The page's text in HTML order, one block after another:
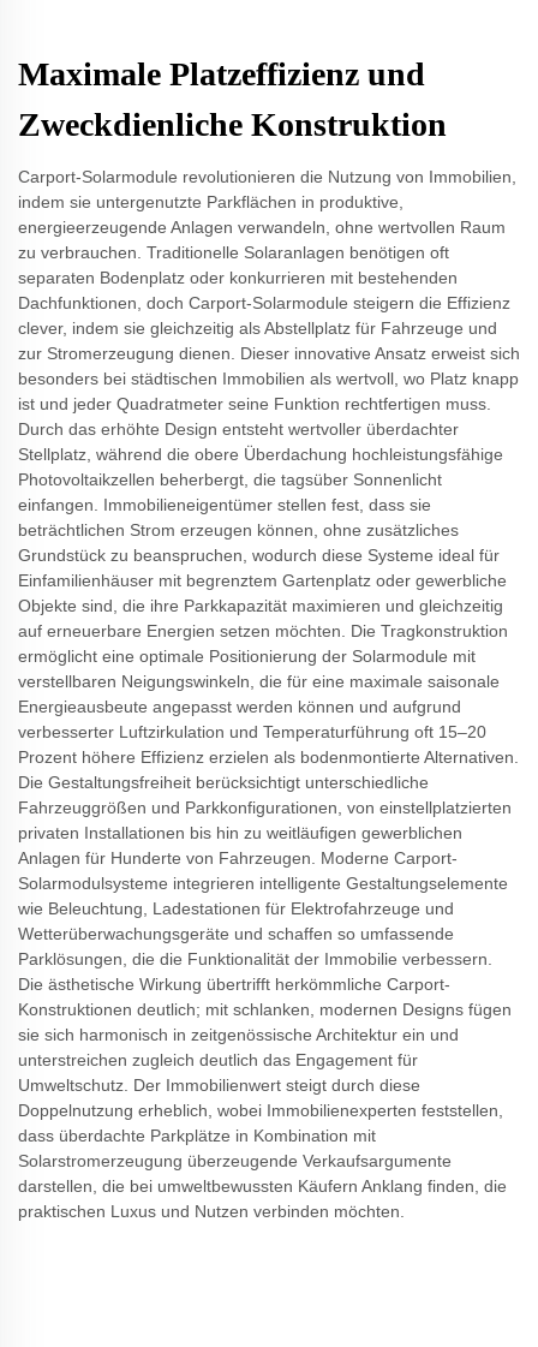
Maximale Platzeffizienz und
Zweckdienliche Konstruktion
Carport-Solarmodule revolutionieren die Nutzung von Immobilien,
indem sie untergenutzte Parkflächen in produktive,
energieerzeugende Anlagen verwandeln, ohne wertvollen Raum
zu verbrauchen. Traditionelle Solaranlagen benötigen oft
separaten Bodenplatz oder konkurrieren mit bestehenden
Dachfunktionen, doch Carport-Solarmodule steigern die Effizienz
clever, indem sie gleichzeitig als Abstellplatz für Fahrzeuge und
zur Stromerzeugung dienen. Dieser innovative Ansatz erweist sich
besonders bei städtischen Immobilien als wertvoll, wo Platz knapp
ist und jeder Quadratmeter seine Funktion rechtfertigen muss.
Durch das erhöhte Design entsteht wertvoller überdachter
Stellplatz, während die obere Überdachung hochleistungsfähige
Photovoltaikzellen beherbergt, die tagsüber Sonnenlicht
einfangen. Immobilieneigentümer stellen fest, dass sie
beträchtlichen Strom erzeugen können, ohne zusätzliches
Grundstück zu beanspruchen, wodurch diese Systeme ideal für
Einfamilienhäuser mit begrenztem Gartenplatz oder gewerbliche
Objekte sind, die ihre Parkkapazität maximieren und gleichzeitig
auf erneuerbare Energien setzen möchten. Die Tragkonstruktion
ermöglicht eine optimale Positionierung der Solarmodule mit
verstellbaren Neigungswinkeln, die für eine maximale saisonale
Energieausbeute angepasst werden können und aufgrund
verbesserter Luftzirkulation und Temperaturführung oft 15–20
Prozent höhere Effizienz erzielen als bodenmontierte Alternativen.
Die Gestaltungsfreiheit berücksichtigt unterschiedliche
Fahrzeuggrößen und Parkkonfigurationen, von einstellplatzierten
privaten Installationen bis hin zu weitläufigen gewerblichen
Anlagen für Hunderte von Fahrzeugen. Moderne Carport-
Solarmodulsysteme integrieren intelligente Gestaltungselemente
wie Beleuchtung, Ladestationen für Elektrofahrzeuge und
Wetterüberwachungsgeräte und schaffen so umfassende
Parklösungen, die die Funktionalität der Immobilie verbessern.
Die ästhetische Wirkung übertrifft herkömmliche Carport-
Konstruktionen deutlich; mit schlanken, modernen Designs fügen
sie sich harmonisch in zeitgenössische Architektur ein und
unterstreichen zugleich deutlich das Engagement für
Umweltschutz. Der Immobilienwert steigt durch diese
Doppelnutzung erheblich, wobei Immobilienexperten feststellen,
dass überdachte Parkplätze in Kombination mit
Solarstromerzeugung überzeugende Verkaufsargumente
darstellen, die bei umweltbewussten Käufern Anklang finden, die
praktischen Luxus und Nutzen verbinden möchten.